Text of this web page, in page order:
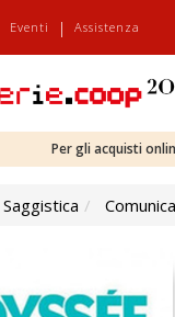
Eventi | Assistenza
Per gli acquisti
Saggistica